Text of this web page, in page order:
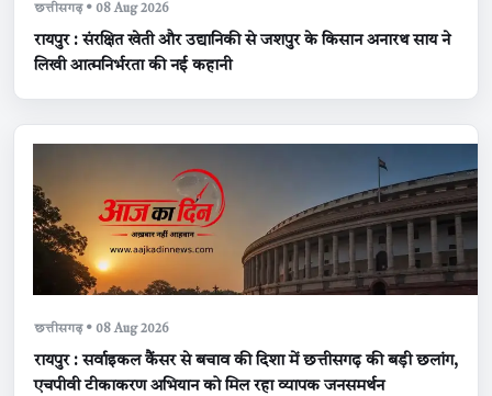
छत्तीसगढ़ • 08 Aug 2026
रायपुर : संरक्षित खेती और उद्यानिकी से जशपुर के किसान अनारथ साय ने
लिखी आत्मनिर्भरता की नई कहानी
छत्तीसगढ़ • 08 Aug 2026
रायपुर : सर्वाइकल कैंसर से बचाव की दिशा में छत्तीसगढ़ की बड़ी छलांग,
एचपीवी टीकाकरण अभियान को मिल रहा व्यापक जनसमर्थन